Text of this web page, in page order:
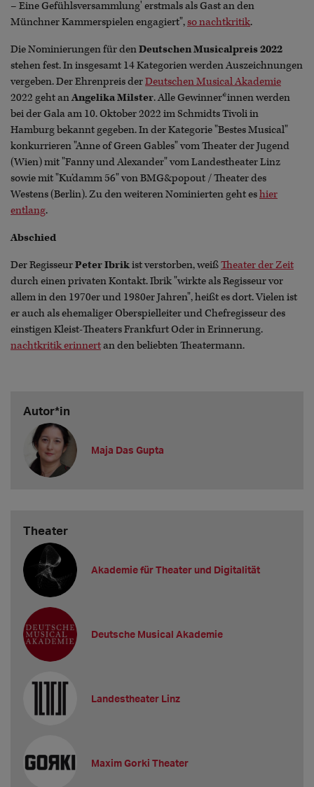
– Eine Gefühlsversammlung' erstmals als Gast an den
Münchner Kammerspielen engagiert",so nachtkritik.
Die Nominierungen für denDeutschen Musicalpreis 2022
stehen fest. In insgesamt 14 Kategorien werden Auszeichnungen
vergeben. Der Ehrenpreis derDeutschen Musical Akademie
2022 geht anAngelika Milster. Alle Gewinner*innen werden
bei der Gala am 10. Oktober 2022 im Schmidts Tivoli in
Hamburg bekannt gegeben. In der Kategorie "Bestes Musical"
konkurrieren "Anne of Green Gables" vom Theater der Jugend
(Wien) mit "Fanny und Alexander" vom Landestheater Linz
sowie mit "Ku’damm 56" von BMG&popout / Theater des
Westens (Berlin). Zu den weiteren Nominierten geht eshier
entlang.
Abschied
Der RegisseurPeter Ibrikist verstorben, weißTheater der Zeit
durch einen privaten Kontakt. Ibrik "wirkte als Regisseur vor
allem in den 1970er und 1980er Jahren", heißt es dort. Vielen ist
er auch als ehemaliger Oberspielleiter und Chefregisseur des
einstigen Kleist-Theaters Frankfurt Oder in Erinnerung.
nachtkritik erinnertan den beliebten Theatermann.
Autor*in
Maja Das Gupta
Theater
Akademie für Theater und Digitalität
Deutsche Musical Akademie
Landestheater Linz
Maxim Gorki Theater